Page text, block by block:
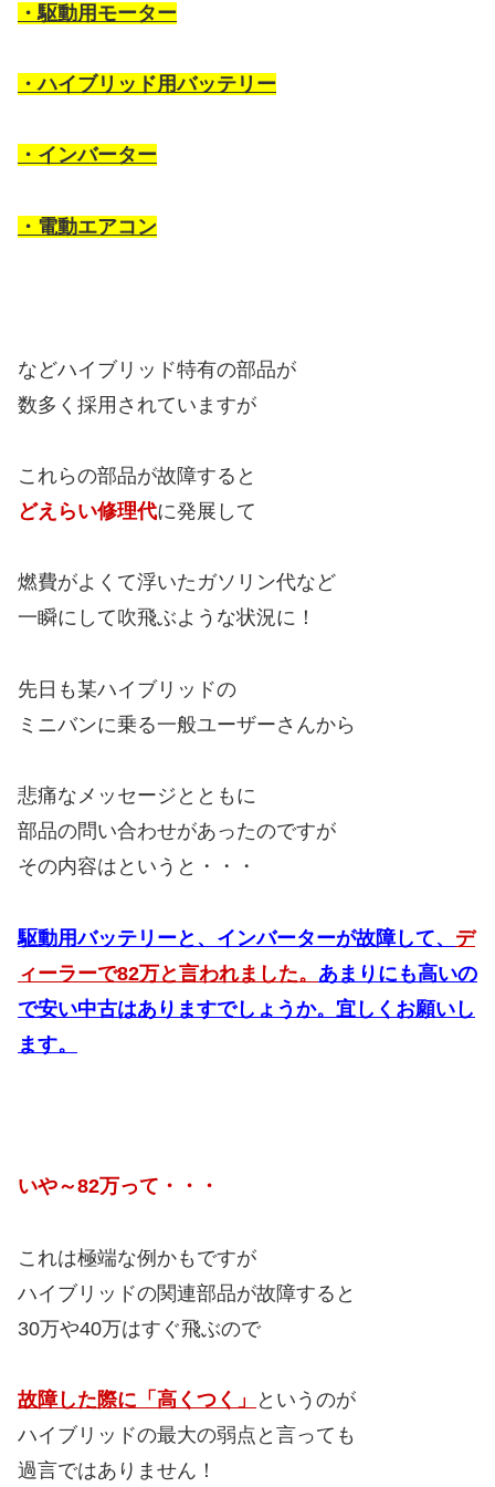
・駆動用モーター
・ハイブリッド用バッテリー
・インバーター
・電動エアコン
などハイブリッド特有の部品が
数多く採用されていますが
これらの部品が故障すると
どえらい修理代に発展して
燃費がよくて浮いたガソリン代など
一瞬にして吹飛ぶような状況に！
先日も某ハイブリッドの
ミニバンに乗る一般ユーザーさんから
悲痛なメッセージとともに
部品の問い合わせがあったのですが
その内容はというと・・・
駆動用バッテリーと、インバーターが故障して、 デ
ィーラーで82万と言われました。 あまりにも高いの
で安い中古はありますでしょうか。宜しくお願いし
ます。
いや～82万って・・・
これは極端な例かもですが
ハイブリッドの関連部品が故障すると
30万や40万はすぐ飛ぶので
故障した際に「高くつく」
というのが
ハイブリッドの最大の弱点と言っても
過言ではありません！